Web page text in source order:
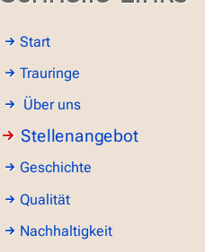
Start
Trauringe
Über uns
Stellenangebot
Geschichte
Qualität
Nachhaltigkeit